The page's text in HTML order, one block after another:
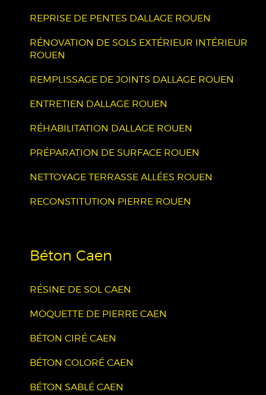
REPRISE DE PENTES DALLAGE ROUEN
RÉNOVATION DE SOLS EXTÉRIEUR INTÉRIEUR
ROUEN
REMPLISSAGE DE JOINTS DALLAGE ROUEN
ENTRETIEN DALLAGE ROUEN
RÉHABILITATION DALLAGE ROUEN
PRÉPARATION DE SURFACE ROUEN
NETTOYAGE TERRASSE ALLÉES ROUEN
RECONSTITUTION PIERRE ROUEN
Béton Caen
RÉSINE DE SOL CAEN
MOQUETTE DE PIERRE CAEN
BÉTON CIRÉ CAEN
BÉTON COLORÉ CAEN
BÉTON SABLÉ CAEN